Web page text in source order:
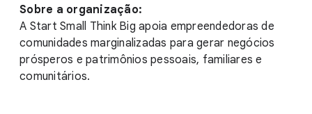
Sobre a organização:
A Start Small Think Big apoia empreendedoras de
comunidades marginalizadas para gerar negócios
prósperos e patrimônios pessoais, familiares e
comunitários.